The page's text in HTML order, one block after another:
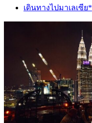
เดินทางไปมาเลเซีย*